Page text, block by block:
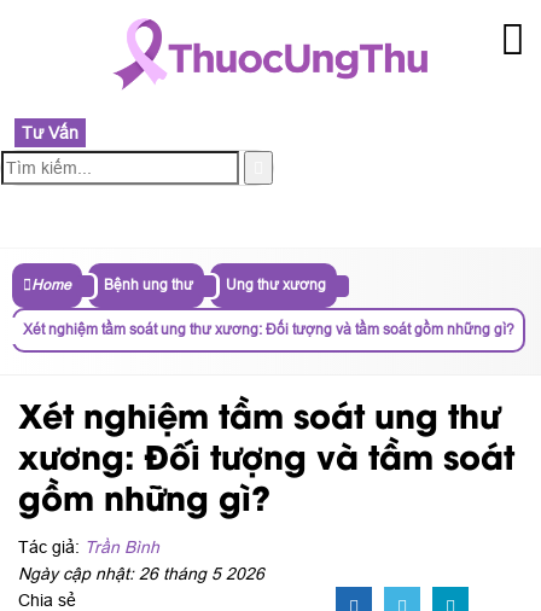
Tư Vấn
Home Bệnh ung thư Ung thư xương
Xét nghiệm tầm soát ung thư xương: Đối tượng và tầm soát gồm những gì?
Xét nghiệm tầm soát ung thư
xương: Đối tượng và tầm soát
gồm những gì?
Tác giả: Trần Bình
Ngày cập nhật: 26 tháng 5 2026
Chia sẻ